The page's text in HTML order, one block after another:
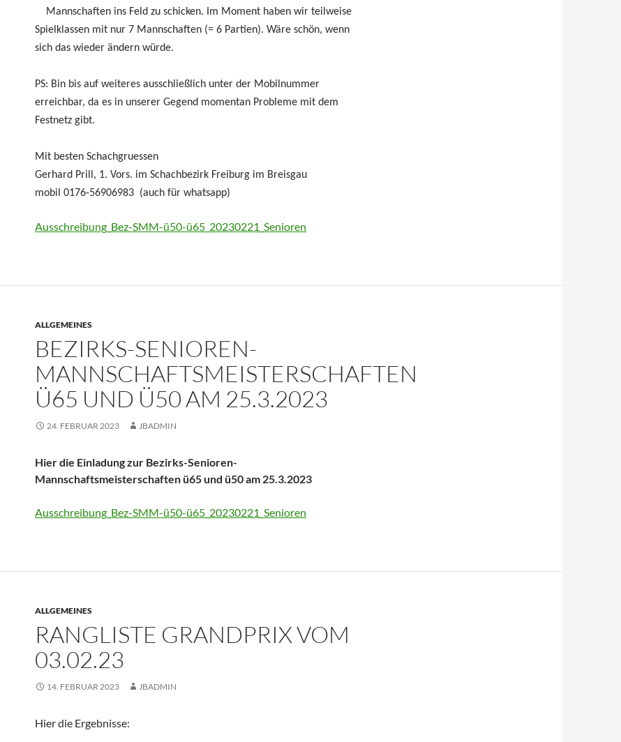
Mannschaften ins Feld zu schicken. Im Moment haben wir teilweise
Spielklassen mit nur 7 Mannschaften (= 6 Partien). Wäre schön, wenn
sich das wieder ändern würde.
PS: Bin bis auf weiteres ausschließlich unter der Mobilnummer
erreichbar, da es in unserer Gegend momentan Probleme mit dem
Festnetz gibt.
Mit besten Schachgruessen
Gerhard Prill, 1. Vors. im Schachbezirk Freiburg im Breisgau
mobil 0176-56906983 (auch für whatsapp)
Ausschreibung_Bez-SMM-ü50-ü65_20230221_Senioren
ALLGEMEINES
BEZIRKS-SENIOREN-
MANNSCHAFTSMEISTERSCHAFTEN
Ü65 UND Ü50 AM 25.3.2023
24. FEBRUAR 2023 JBADMIN
Hier die Einladung zur Bezirks-Senioren-
Mannschaftsmeisterschaften ü65 und ü50 am 25.3.2023
Ausschreibung_Bez-SMM-ü50-ü65_20230221_Senioren
ALLGEMEINES
RANGLISTE GRANDPRIX VOM
03.02.23
14. FEBRUAR 2023 JBADMIN
Hier die Ergebnisse: